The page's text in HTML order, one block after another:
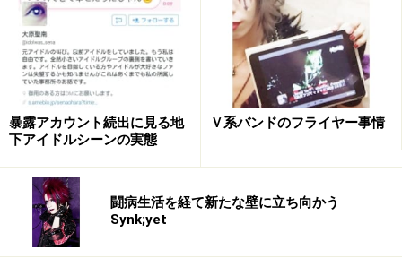
暴露アカウント続出に見る地
下アイドルシーンの実態
Ｖ系バンドのフライヤー事情
闘病生活を経て新たな壁に立ち向かう
Synk;yet